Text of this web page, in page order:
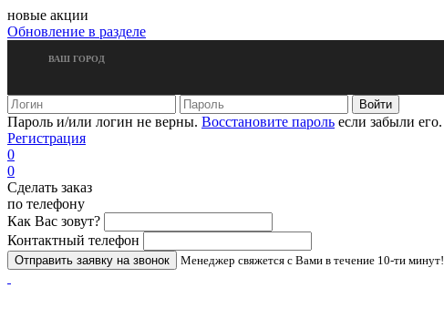
новые акции
Обновление в разделе
ВАШ ГОРОД
Пароль и/или логин не верны. Восстановите пароль если забыли его.
Регистрация
0
0
Сделать заказ
по телефону
Как Вас зовут?
Контактный телефон
Менеджер свяжется с Вами в течение 10-ти минут!